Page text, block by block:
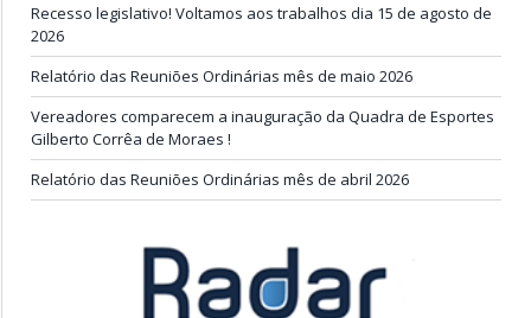
Recesso legislativo! Voltamos aos trabalhos dia 15 de agosto de
2026
Relatório das Reuniões Ordinárias mês de maio 2026
Vereadores comparecem a inauguração da Quadra de Esportes
Gilberto Corrêa de Moraes !
Relatório das Reuniões Ordinárias mês de abril 2026